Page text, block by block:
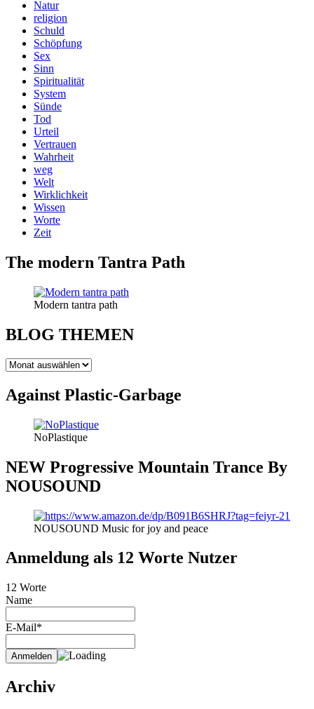
Natur
religion
Schuld
Schöpfung
Sex
Sinn
Spiritualität
System
Sünde
Tod
Urteil
Vertrauen
Wahrheit
weg
Welt
Wirklichkeit
Wissen
Worte
Zeit
The modern Tantra Path
Modern tantra path
BLOG THEMEN
BLOG
Against Plastic-Garbage
NoPlastique
NEW Progressive Mountain Trance By
NOUSOUND
NOUSOUND Music for joy and peace
Anmeldung als 12 Worte Nutzer
12 Worte
Name
E-Mail*
Archiv